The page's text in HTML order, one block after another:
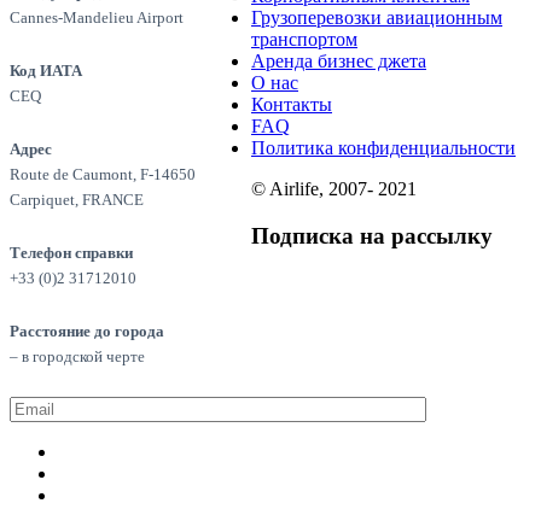
Cannes-Mandelieu Airport
Код ИАТА
CEQ
Адрес
Route de Caumont, F-14650
Carpiquet, FRANCE
Телефон справки
+33 (0)2 31712010
Расстояние до города
– в городской черте
Грузоперевозки авиационным
транспортом
Аренда бизнес джета
О нас
Контакты
FAQ
Политика конфиденциальности
© Airlife, 2007- 2021
Подписка на рассылку